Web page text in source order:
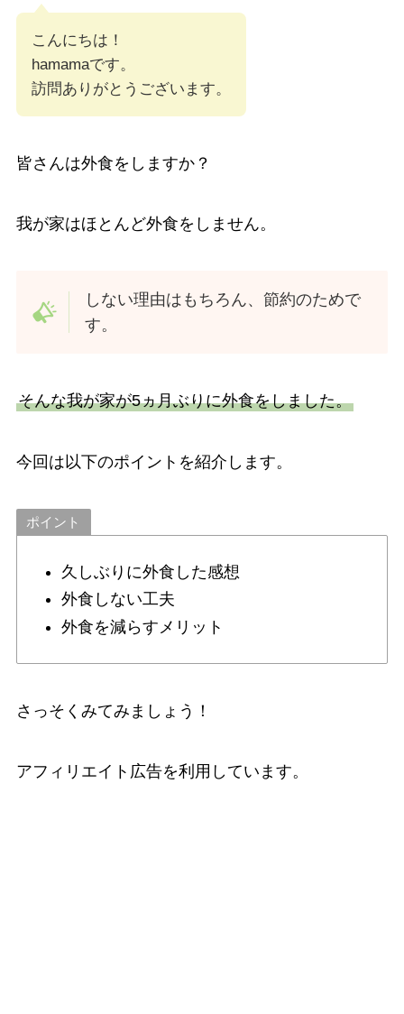
こんにちは！
hamamaです。
訪問ありがとうございます。
皆さんは外食をしますか？
我が家はほとんど外食をしません。
しない理由はもちろん、節約のためで
す。
そんな我が家が5ヵ月ぶりに外食をしました。
今回は以下のポイントを紹介します。
ポイント
久しぶりに外食した感想
外食しない工夫
外食を減らすメリット
さっそくみてみましょう！
アフィリエイト広告を利用しています。